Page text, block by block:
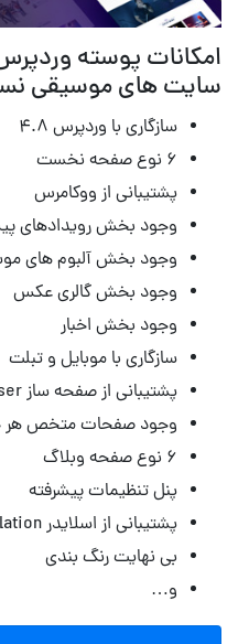
سایت های موسیقی
سازگاری با وردپرس ۴.۸
۶ نوع صفحه نخست
پشتیبانی از ووکامرس
وجود بخش رویدادهای
وجود بخش آلبوم های
وجود بخش گالری عکس
وجود بخش اخبار
سازگاری با موبایل و تبلت
پشتیبانی از صفحه ساز Visual Composer
وجود صفحات متخص هر
۶ نوع صفحه وبلاگ
پنل تنظیمات پیشرفته
پشتیبانی از اسلایدر Slider Revolation
بی نهایت رنگ بندی
و…